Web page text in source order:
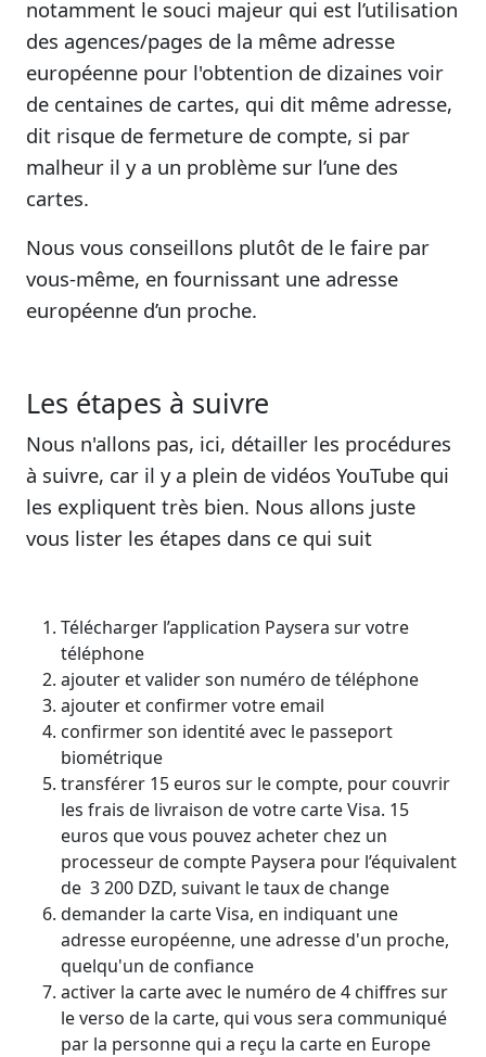
notamment le souci majeur qui est l’utilisation
des agences/pages de la même adresse
européenne pour l'obtention de dizaines voir
de centaines de cartes, qui dit même adresse,
dit risque de fermeture de compte, si par
malheur il y a un problème sur l’une des
cartes.
Nous vous conseillons plutôt de le faire par
vous-même, en fournissant une adresse
européenne d’un proche.
Les étapes à suivre
Nous n'allons pas, ici, détailler les procédures
à suivre, car il y a plein de vidéos YouTube qui
les expliquent très bien. Nous allons juste
vous lister les étapes dans ce qui suit
Télécharger l’application Paysera sur votre
téléphone
ajouter et valider son numéro de téléphone
ajouter et confirmer votre email
confirmer son identité avec le passeport
biométrique
transférer 15 euros sur le compte, pour couvrir
les frais de livraison de votre carte Visa. 15
euros que vous pouvez acheter chez un
processeur de compte Paysera pour l’équivalent
de 3 200 DZD, suivant le taux de change
demander la carte Visa, en indiquant une
adresse européenne, une adresse d'un proche,
quelqu'un de confiance
activer la carte avec le numéro de 4 chiffres sur
le verso de la carte, qui vous sera communiqué
par la personne qui a reçu la carte en Europe